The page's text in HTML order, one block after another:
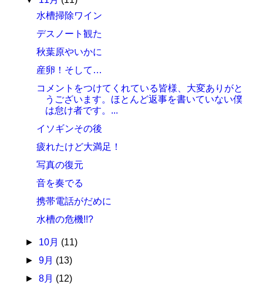
水槽掃除ワイン
デスノート観た
秋葉原やいかに
産卵！そして…
コメントをつけてくれている皆様、大変ありがと
うございます。ほとんど返事を書いていない僕
は怠け者です。...
イソギンその後
疲れたけど大満足！
写真の復元
音を奏でる
携帯電話がだめに
水槽の危機!!?
► 10月 (11)
► 9月 (13)
► 8月 (12)